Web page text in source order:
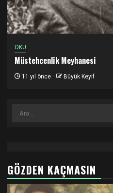
OKU
Müstehcenlik Meyhanesi
11 yıl önce Büyük Keyif
Arama:
GÖZDEN KAÇMASIN